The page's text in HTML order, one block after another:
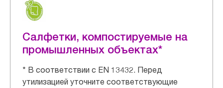
Салфетки, компостируемые на
промышленных объектах*
* В соответствии с EN 13432. Перед
утилизацией уточните соответствующие